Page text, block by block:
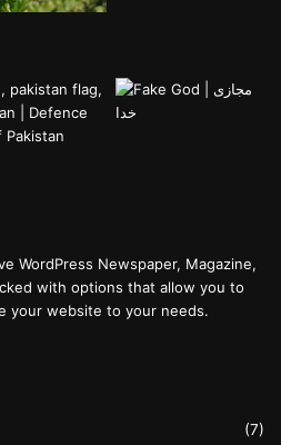
WordPress Newspaper, Magazine,
with options that allow you to
your website to your needs.
(7)